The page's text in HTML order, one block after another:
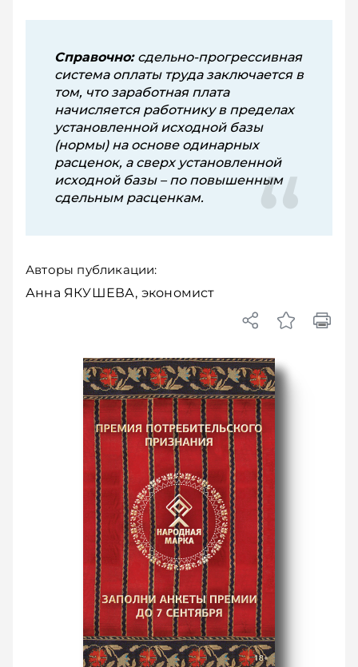
Справочно: сдельно-прогрессивная
система оплаты труда заключается в
том, что заработная плата
начисляется работнику в пределах
установленной исходной базы
(нормы) на основе одинарных
расценок, а сверх установленной
исходной базы – по повышенным
сдельным расценкам.
Авторы публикации:
Анна ЯКУШЕВА, экономист